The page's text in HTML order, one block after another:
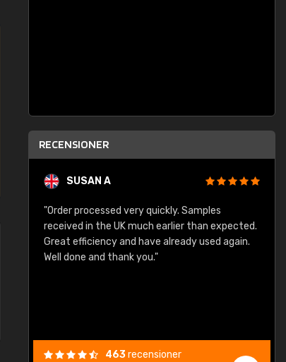
RECENSIONER
SUSAN A
"Order processed very quickly. Samples
received in the UK much earlier than expected.
Great efficiency and have already used again.
Well done and thank you."
463recensioner